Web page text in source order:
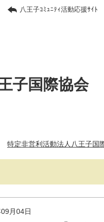
八王子ｺﾐｭﾆﾃｨ活動応援ｻｲﾄ
子国際協会
特定非営利活動法人八王子国
月04日